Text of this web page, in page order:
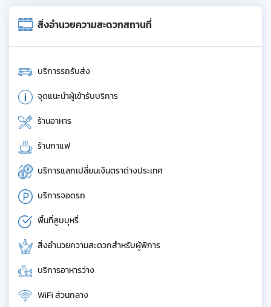
สิ่งอำนวยความสะดวกสถานที่
บริการรถรับส่ง
จุดแนะนำผู้เข้ารับบริการ
ร้านอาหาร
ร้านกาแฟ
บริการแลกเปลี่ยนเงินตราต่างประเทศ
บริการจอดรถ
พื้นที่สูบบุหรี่
สิ่งอำนวยความสะดวกสำหรับผู้พิการ
บริการอาหารว่าง
WiFi ส่วนกลาง